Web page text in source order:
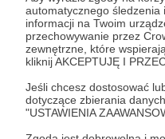
automatycznego
informacji na Twoim
przechowywanie przez
zewnętrzne, które
kliknij AKCEPTUJĘ I
Jeśli chcesz dostosować
dotyczące zbierania
"USTAWIENIA